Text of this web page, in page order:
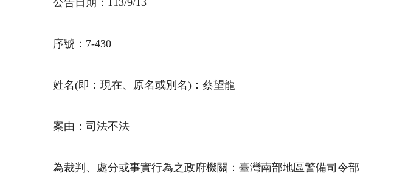
公告日期：113/9/13
序號：7-430
姓名(即：現在、原名或別名) ：蔡望龍
案由：司法不法
為裁判、處分或事實行為之政府機關：臺灣南部地區警備司令部